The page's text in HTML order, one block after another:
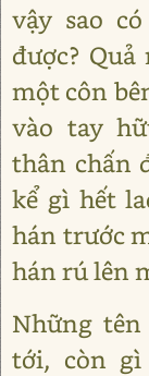
vậy sao
được?
một côn
vào tay
thân chấn
kể gì hết
hán trước
hán rú lên
Những
tới, còn gì